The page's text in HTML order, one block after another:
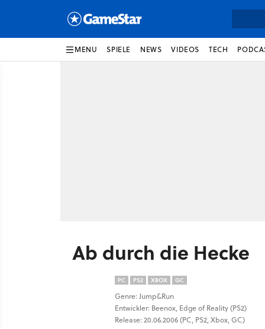
MENU SPIELE NEWS VIDEOS TECH
Ab durch die Hecke
PC PS2 XBOX GC
Genre: Jump&Run
Entwickler: Beenox, Edge of Reality (PS2)
Release: 20.06.2006 (PC, PS2, Xbox, GC)